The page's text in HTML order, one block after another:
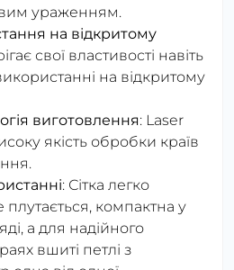
ураженням.
на відкритому
свої властивості навіть
на відкритому
виготовлення: Laser
якість обробки країв
: Сітка легко
плутається, компактна у
а для надійного
вшиті петлі з